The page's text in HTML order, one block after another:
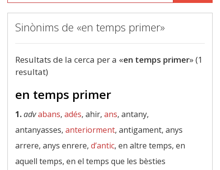
Sinònims de «en temps primer»
Resultats de la cerca per a «en temps primer» (1
resultat)
en temps primer
1.advabans, adés, ahir, ans, antany,
antanyasses, anteriorment, antigament, anys
arrere, anys enrere, d’antic, en altre temps, en
aquell temps, en el temps que les bèsties